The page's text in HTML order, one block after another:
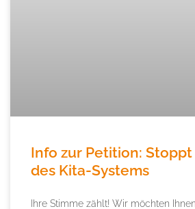
Info zur Petition:
des Kita-Systems
Ihre Stimme zählt! Wir möchten